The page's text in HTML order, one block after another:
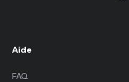
Aide
FAQ